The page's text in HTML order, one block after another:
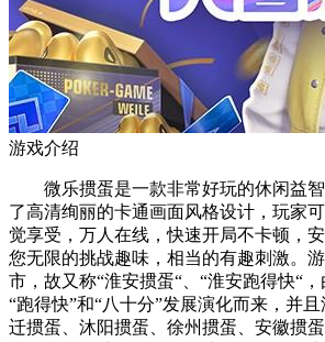
游戏介绍
微乐掼蛋是一款非常好玩的休闲益智
了高清绚丽的卡通画面风格设计，玩家
觉享受，万人在线，快速开局不卡顿，
您无限的挑战趣味，相当的有趣刺激。
市，故又称“淮安掼蛋“、“淮安跑得快“
“跑得快”和“八十分”发展演化而来，并
迁掼蛋、沐阳掼蛋、徐州掼蛋、安徽掼